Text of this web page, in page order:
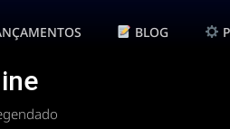
BLOG